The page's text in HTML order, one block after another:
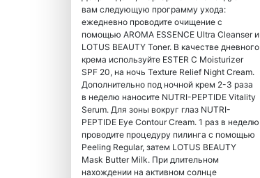
вам следующую программу ухода:
ежедневно проводите очищение с
помощью AROMA ESSENCE Ultra Cleanser и
LOTUS BEAUTY Toner. В качестве дневного
крема используйте ESTER C Moisturizer
SPF 20, на ночь Texture Relief Night Cream.
Дополнительно под ночной крем 2-3 раза
в неделю наносите NUTRI-PEPTIDE Vitality
Serum. Для зоны вокруг глаз NUTRI-
PEPTIDE Eye Contour Cream. 1 раз в неделю
проводите процедуру пилинга с помощью
Peeling Regular, затем LOTUS BEAUTY
Mask Butter Milk. При длительном
нахождении на активном солнце